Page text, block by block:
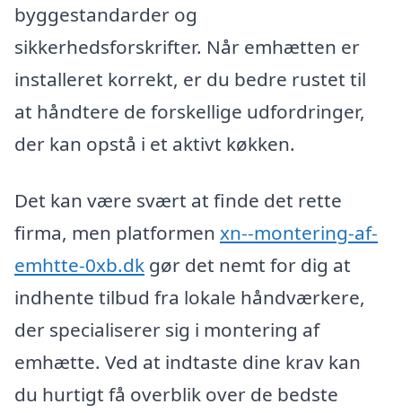
byggestandarder og
sikkerhedsforskrifter. Når emhætten er
installeret korrekt, er du bedre rustet til
at håndtere de forskellige udfordringer,
der kan opstå i et aktivt køkken.
Det kan være svært at finde det rette
firma, men platformen xn--montering-af-
emhtte-0xb.dk gør det nemt for dig at
indhente tilbud fra lokale håndværkere,
der specialiserer sig i montering af
emhætte. Ved at indtaste dine krav kan
du hurtigt få overblik over de bedste